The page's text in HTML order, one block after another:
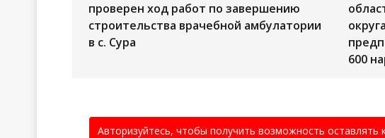
проверен ход работ по завершению
строительства врачебной амбулатории
в с. Сура
600
Авторизуйтесь, чтобы получить возможность оставлять